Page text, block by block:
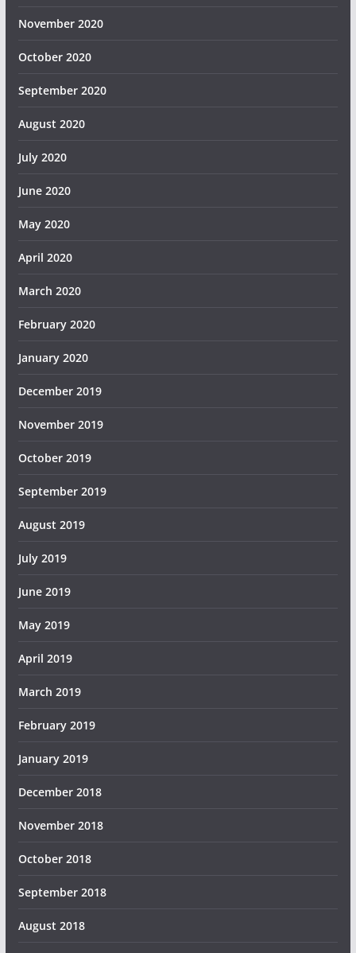
November 2020
October 2020
September 2020
August 2020
July 2020
June 2020
May 2020
April 2020
March 2020
February 2020
January 2020
December 2019
November 2019
October 2019
September 2019
August 2019
July 2019
June 2019
May 2019
April 2019
March 2019
February 2019
January 2019
December 2018
November 2018
October 2018
September 2018
August 2018